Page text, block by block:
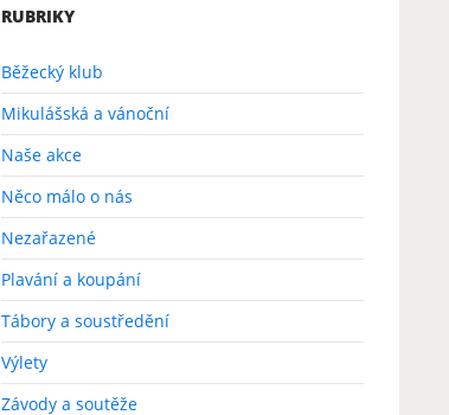
RUBRIKY
Běžecký klub
Mikulášská a vánoční
Naše akce
Něco málo o nás
Nezařazené
Plavání a koupání
Tábory a soustředění
Výlety
Závody a soutěže